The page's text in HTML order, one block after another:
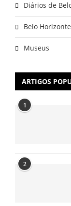
Diários de
Belo Horizonte
Museus
ARTIGOS
1
2